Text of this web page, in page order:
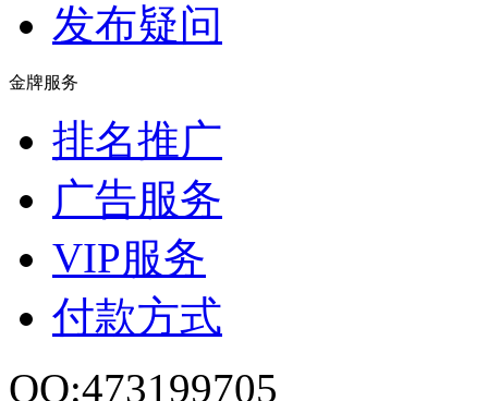
发布疑问
金牌服务
排名推广
广告服务
VIP服务
付款方式
QQ:473199705